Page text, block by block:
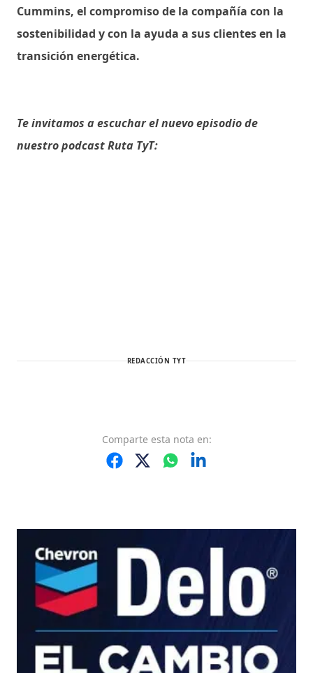
Cummins, el compromiso de la compañía con la
sostenibilidad y con la ayuda a sus clientes en la
transición energética.
Te invitamos a escuchar el nuevo episodio de
nuestro podcast Ruta TyT:
REDACCIÓN TYT
Comparte esta nota en: